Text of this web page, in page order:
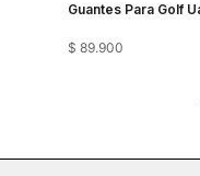
Guantes Para Golf
$ 89.900